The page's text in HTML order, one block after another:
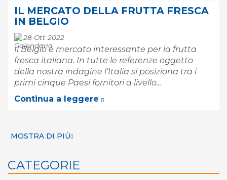
IL MERCATO DELLA FRUTTA FRESCA
IN BELGIO
28 Ott 2022
Il Belgio è mercato interessante per la frutta
fresca italiana. In tutte le referenze oggetto
della nostra indagine l'Italia si posiziona tra i
primi cinque Paesi fornitori a livello...
Continua a leggere
MOSTRA DI PIÙ
CATEGORIE